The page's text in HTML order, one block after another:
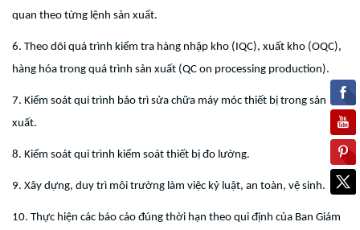
quan theo từng lệnh sản xuất.
6. Theo dõi quá trình kiểm tra hàng nhập kho (IQC), xuất kho (OQC),
hàng hóa trong quá trình sản xuất (QC on processing production).
7. Kiểm soát qui trình bảo trì sửa chữa máy móc thiết bị trong sản
xuất.
8. Kiểm soát qui trình kiểm soát thiết bị đo lường.
9. Xây dựng, duy trì môi trường làm việc kỷ luật, an toàn, vệ sinh.
10. Thực hiện các báo cáo đúng thời hạn theo qui định của Ban Giám